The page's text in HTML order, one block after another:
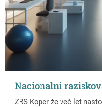
Nacionalni
ZRS Koper že več let